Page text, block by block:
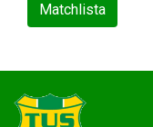
Matchlista